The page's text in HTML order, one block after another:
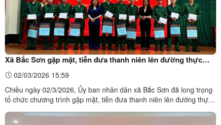
Xã Bắc Sơn gặp mặt, tiễn đưa thanh niên lên đường thực
hiện nghĩa vụ Quân sự và nghĩa vụ Công an nhân dân năm
202602/03/2026 15:59
Chiều ngày 02/3/2026, Ủy ban nhân dân xã Bắc Sơn đã long trọng
tổ chức chương trình gặp mặt, tiễn đưa thanh niên lên đường thực
2026. Tham dự buổi gặp mặt có các đồng chí lãnh đạo Đảng ủy,